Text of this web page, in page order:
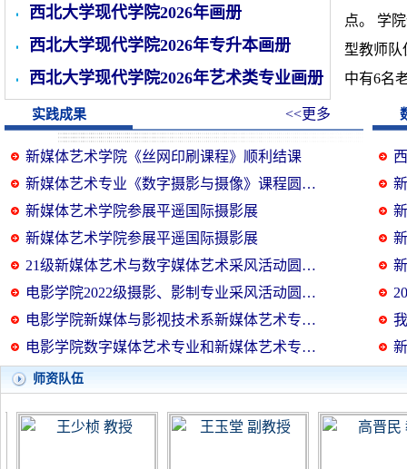
西北大学现代学院2026年画册
西北大学现代学院2026年专升本画册
西北大学现代学院2026年艺术类专业画册
点。 学
型教师队
中有6名
实践成果 <<更多
新媒体艺术学院《丝网印刷课程》顺利结课
新媒体艺术专业《数字摄影与摄像》课程圆…
新媒体艺术学院参展平遥国际摄影展
新媒体艺术学院参展平遥国际摄影展
21级新媒体艺术与数字媒体艺术采风活动圆…
电影学院2022级摄影、影制专业采风活动圆…
电影学院新媒体与影视技术系新媒体艺术专…
电影学院数字媒体艺术专业和新媒体艺术专…
师资队伍